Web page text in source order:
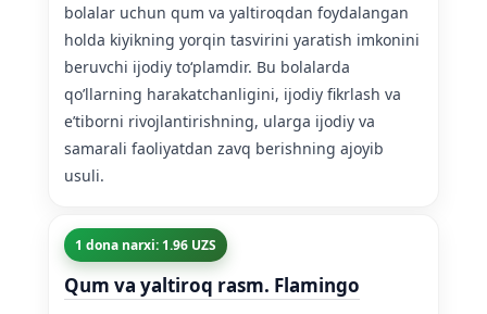
bolalar uchun qum va yaltiroqdan foydalangan
holda kiyikning yorqin tasvirini yaratish imkonini
beruvchi ijodiy toʻplamdir. Bu bolalarda
qo’llarning harakatchanligini, ijodiy fikrlash va
e’tiborni rivojlantirishning, ularga ijodiy va
samarali faoliyatdan zavq berishning ajoyib
usuli.
1 dona narxi: 1.96 UZS
Qum va yaltiroq rasm. Flamingo